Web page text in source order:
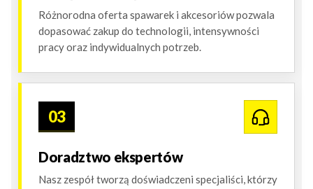
Różnorodna oferta spawarek i akcesoriów pozwala
dopasować zakup do technologii, intensywności
pracy oraz indywidualnych potrzeb.
03
Doradztwo ekspertów
Nasz zespół tworzą doświadczeni specjaliści, którzy